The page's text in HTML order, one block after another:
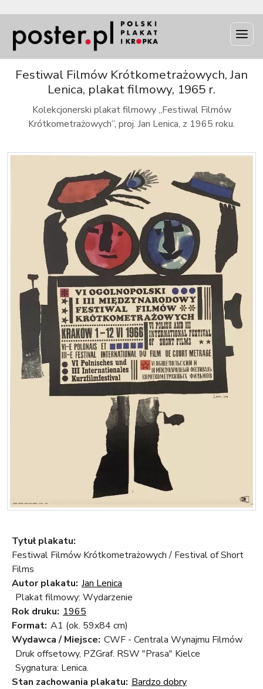
Festiwal Filmów Krótkometrażowych, Jan
Lenica, plakat filmowy, 1965 r.
Kolekcjonerski plakat filmowy „Festiwal Filmów
Krótkometrażowych”, proj. Jan Lenica, z 1965 roku.
Tytuł plakatu:
Festiwal Filmów Krótkometrażowych / Festival of Short
Films
Autor plakatu: Jan Lenica
Plakat filmowy: Wydarzenie
Rok druku: 1965
Format: A1 (ok. 59x84 cm)
Wydawca / Miejsce: CWF - Centrala Wynajmu Filmów
Druk offsetowy, PZGraf. RSW "Prasa" Kielce
Sygnatura: Lenica.
Stan zachowania plakatu: Bardzo dobry